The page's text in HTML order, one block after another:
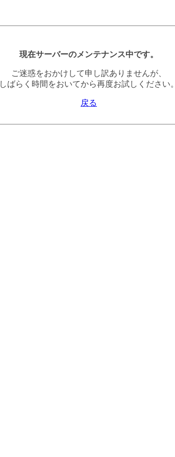
現在サーバーのメンテナンス中です。
ご迷惑をおかけして申し訳ありませんが、
しばらく時間をおいてから再度お試しください。
戻る